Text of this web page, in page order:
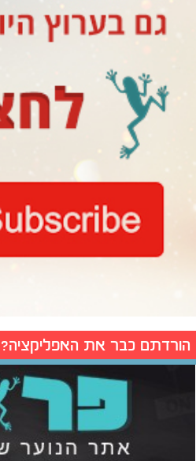
הורדתם כבר את האפליקציה?